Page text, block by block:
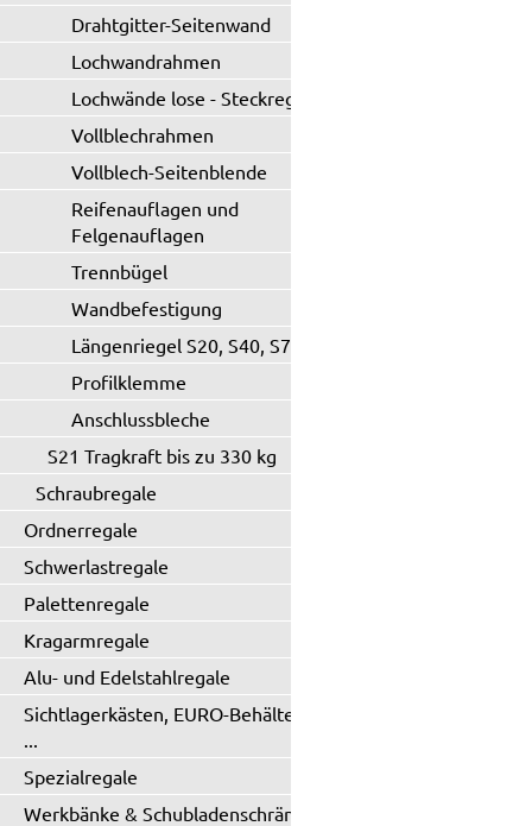
Drahtgitter-Seitenwand
Lochwandrahmen
Lochwände lose - Steckregal
Vollblechrahmen
Vollblech-Seitenblende
Reifenauflagen und
Felgenauflagen
Trennbügel
Wandbefestigung
Längenriegel S20, S40, S71
Profilklemme
Anschlussbleche
S21 Tragkraft bis zu 330 kg
Schraubregale
Ordnerregale
Schwerlastregale
Palettenregale
Kragarmregale
Alu- und Edelstahlregale
Sichtlagerkästen, EURO-Behälter
...
Spezialregale
Werkbänke & Schubladenschränke